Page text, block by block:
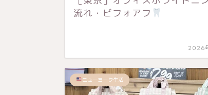
流れ・ビフォアフ
2026
ニューヨーク生活